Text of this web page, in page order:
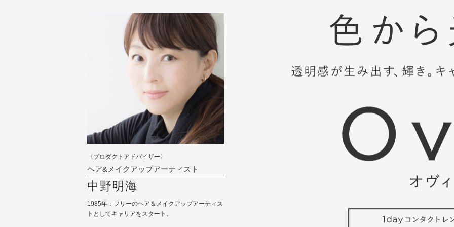
〈プロダクトアドバイザー〉
ヘア&メイクアップアーティスト
中野明海
1985年：フリーのヘア＆メイクアップアーティス
トとしてキャリアをスタート。